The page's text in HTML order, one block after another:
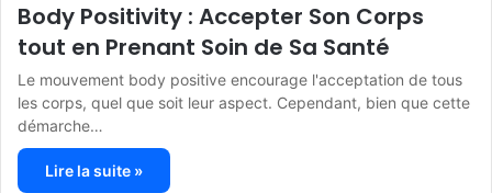
Body Positivity : Accepter Son Corps
tout en Prenant Soin de Sa Santé
Le mouvement body positive encourage l'acceptation de tous
les corps, quel que soit leur aspect. Cependant, bien que cette
démarche…
Lire la suite »